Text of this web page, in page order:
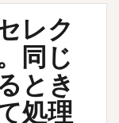
レク
同じ
とき
処理